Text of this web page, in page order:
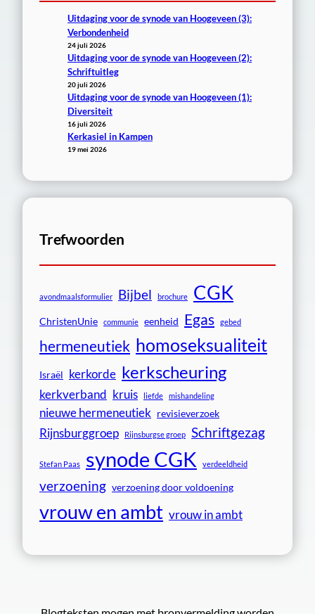
Uitdaging voor de synode van Hoogeveen (3):
Verbondenheid
24 juli 2026
Uitdaging voor de synode van Hoogeveen (2):
Schriftuitleg
20 juli 2026
Uitdaging voor de synode van Hoogeveen (1):
Diversiteit
16 juli 2026
Kerkasiel in Kampen
19 mei 2026
Trefwoorden
avondmaalsformulier Bijbel brochure CGK
ChristenUnie communie eenheid Egas gebed
hermeneutiek homoseksualiteit
Israël kerkorde kerkscheuring
kerkverband kruis liefde mishandeling
nieuwe hermeneutiek revisieverzoek
Rijnsburggroep Rijnsburgse groep Schriftgezag
Stefan Paas synode CGK verdeeldheid
verzoening verzoening door voldoening
vrouw en ambt vrouw in ambt